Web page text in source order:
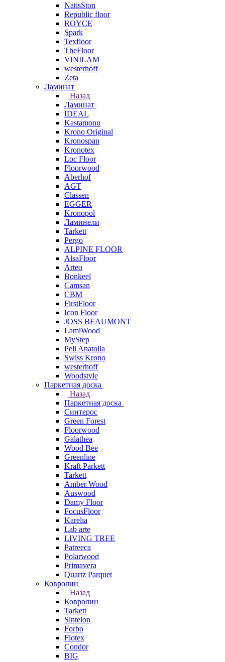
NatisSton
Republic floor
ROYCE
Spark
Texfloor
TheFloor
VINILAM
westerhoff
Zeta
Ламинат
Назад
Ламинат
IDEAL
Kastamonu
Krono Original
Kronospan
Kronotex
Loc Floor
Floorwood
Aberhof
AGT
Classen
EGGER
Kronopol
Ламинели
Tarkett
Pergo
ALPINE FLOOR
AlsaFloor
Arteo
Bonkeel
Camsan
CBM
FirstFloor
Icon Floor
JOSS BEAUMONT
LamiWood
MyStep
Peli Anatolia
Swiss Krono
westerhoff
Woodstyle
Паркетная доска
Назад
Паркетная доска
Синтерос
Green Forest
Floorwood
Galathea
Wood Bee
Greenline
Kraft Parkett
Tarkett
Amber Wood
Auswood
Damy Floor
FocusFloor
Karelia
Lab arte
LIVING TREE
Patreeca
Polarwood
Primavera
Quartz Parquet
Ковролин
Назад
Ковролин
Tarkett
Sintelon
Forbo
Flotex
Condor
BIG